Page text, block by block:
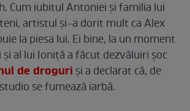
Cum iubitul Antoniei și familia lui
artistul și-a dorit mult ca Alex
la piesa lui. Ei bine, la un moment
al lui Ioniță a făcut dezvăluiri șoc
de droguri și a declarat că, de
se fumează iarbă.